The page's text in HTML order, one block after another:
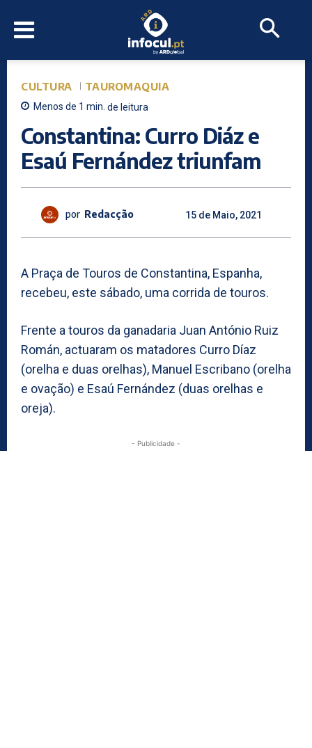
CULTURA TAUROMAQUIA
Menos de 1 min. de leitura
Constantina: Curro Diáz e
Esaú Fernández triunfam
por Redacção 15 de Maio, 2021
A Praça de Touros de Constantina, Espanha,
recebeu, este sábado, uma corrida de touros.
Frente a touros da ganadaria Juan António Ruiz
Román, actuaram os matadores Curro Díaz
(orelha e duas orelhas), Manuel Escribano (orelha
e ovação) e Esaú Fernández (duas orelhas e
oreja).
- Publicidade -